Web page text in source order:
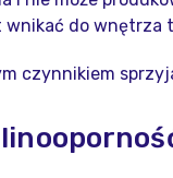
do wnętrza
czynnikiem